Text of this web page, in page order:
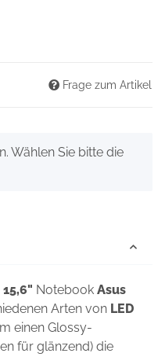
Frage zum Artikel
Wählen Sie bitte die
15,6" Notebook Asus
Arten von LED
einen Glossy-
für glänzend) die